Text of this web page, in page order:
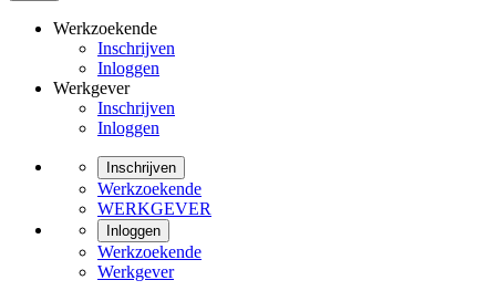
Werkzoekende
Inschrijven
Inloggen
Werkgever
Inschrijven
Inloggen
Inschrijven
Werkzoekende
WERKGEVER
Inloggen
Werkzoekende
Werkgever